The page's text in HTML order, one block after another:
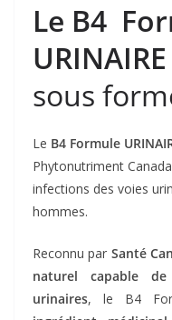
Le B4
URINAIRE
sous
Le B4 Formule
Phytonutriment
infections des voies
hommes.
Reconnu par Santé
naturel capable
urinaires, le B4